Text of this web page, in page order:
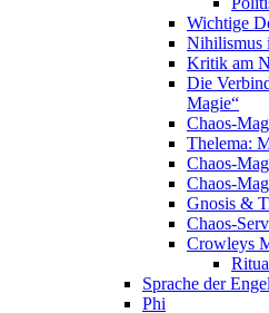
Wichtige
Nihilismus
Kritik am
Die
Magie“
Chaos-
Thelema:
Chaos-
Chaos-
Gnosis &
Chaos-
Crowleys
Sprache der Engel
Phi